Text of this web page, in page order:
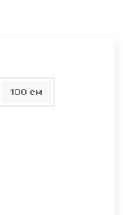
100 см